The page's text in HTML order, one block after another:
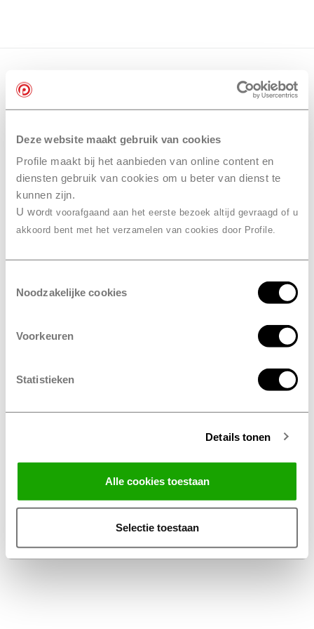
Deze website maakt gebruik van cookies
Profile maakt bij het aanbieden van online content en
diensten gebruik van cookies om u beter van dienst te
kunnen zijn.
U wordt voorafgaand aan het eerste bezoek altijd gevraagd of u
akkoord bent met het verzamelen van cookies door Profile.
Noodzakelijke cookies
Voorkeuren
Statistieken
Details tonen
Alle cookies toestaan
Selectie toestaan
Algemene Voorwaarden Thuiswinkel
Privacy Statement Profile Nederland B.V.
Disclaimer